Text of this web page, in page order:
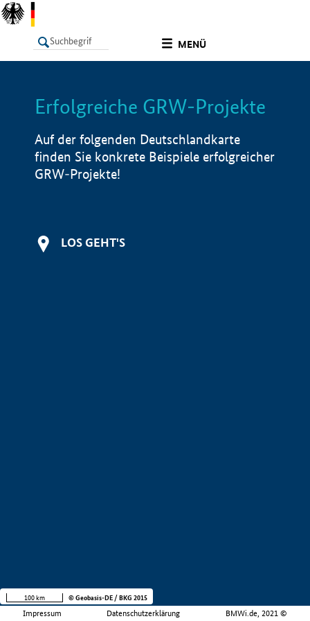
MENÜ
LISTE Info
Erfolgreiche GRW-Projekte
Auf der folgenden Deutschlandkarte
finden Sie konkrete Beispiele erfolgreicher
GRW-Projekte!
LOS GEHT'S
Impressum Datenschutzerklärung BMWi.de, 2021 ©
100 km © Geobasis-DE / BKG 2015